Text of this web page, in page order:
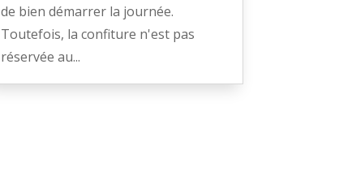
de bien démarrer la journée.
Toutefois, la confiture n'est pas
réservée au...